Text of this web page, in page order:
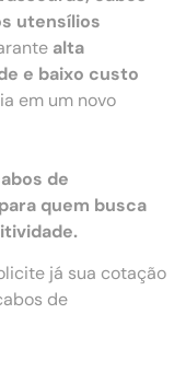
utensílios
alta
e baixo custo
em um novo
de
quem busca
já sua cotação
de